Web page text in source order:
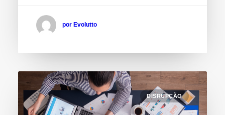
por Evolutto
DISRUPÇÃO